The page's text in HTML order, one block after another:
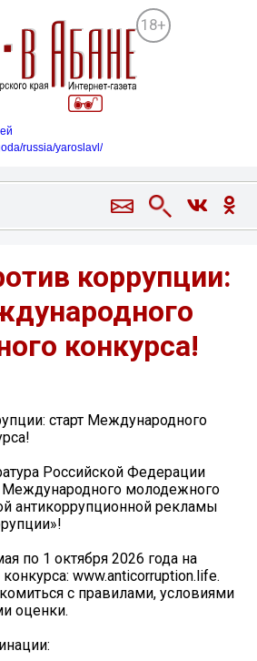
18+
russia/yaroslavl/
коррупции:
конкурса!
старт Международного
Российской Федерации
Международного молодежного
антикоррупционной рекламы
по 1 октября 2026 года на
www.anticorruption.life.
с правилами, условиями
оценки.